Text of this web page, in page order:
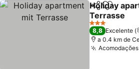
Partilhar
Holiday
Terrasse
3 Estrelas
8,8 Excelente
a 0.4 km de